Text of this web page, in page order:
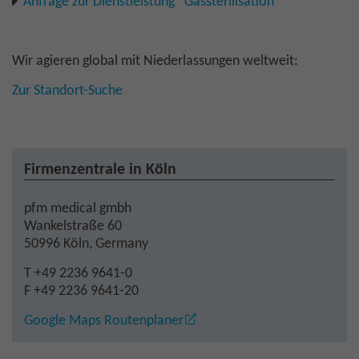
Wir agieren global mit Niederlassungen weltweit:
Zur Standort-Suche
Firmenzentrale in Köln
pfm medical gmbh
Wankelstraße 60
50996 Köln, Germany
T +49 2236 9641-0
F +49 2236 9641-20
Google Maps Routenplaner